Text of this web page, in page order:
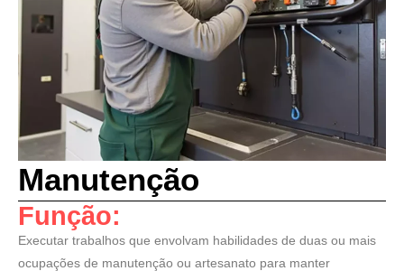
Manutenção
Função:
Executar trabalhos que envolvam habilidades de duas ou mais
ocupações de manutenção ou artesanato para manter